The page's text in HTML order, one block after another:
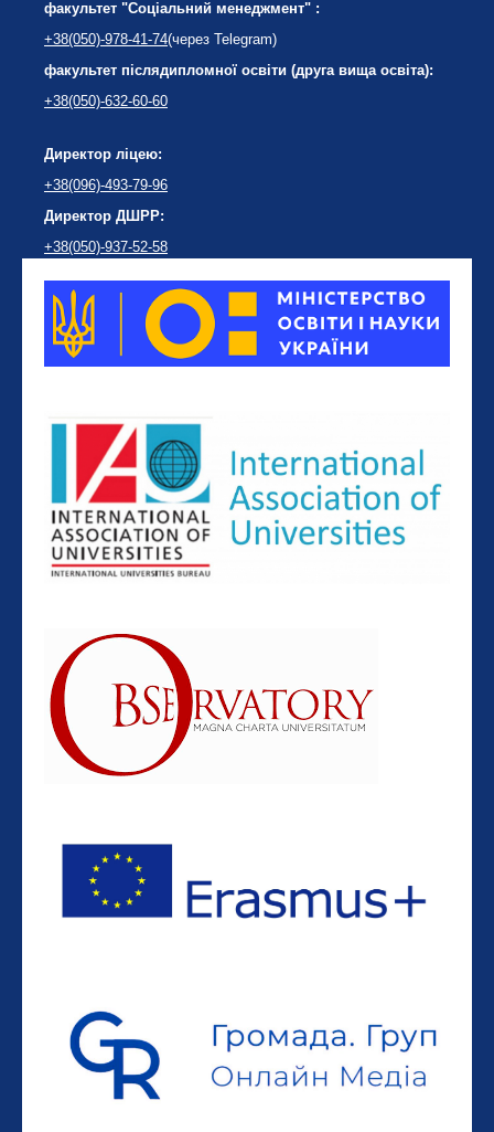
факультет "Соціальний менеджмент" :
+38(050)-978-41-74(через Telegram)
факультет післядипломної освіти (друга вища освіта):
+38(050)-632-60-60
Директор ліцею:
+38(096)-493-79-96
Директор ДШРР:
+38(050)-937-52-58